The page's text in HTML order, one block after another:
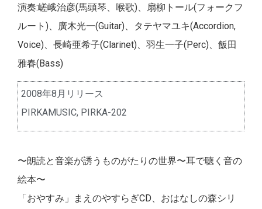
演奏:嵯峨治彦(馬頭琴、喉歌)、扇柳トール(フォークフ
ルート)、廣木光一(Guitar)、タテヤマユキ(Accordion,
Voice)、長崎亜希子(Clarinet)、羽生一子(Perc)、飯田
雅春(Bass)
2008年8月リリース
PIRKAMUSIC, PIRKA-202
〜朗読と音楽が誘うものがたりの世界〜耳で聴く音の
絵本〜
「おやすみ」まえのやすらぎCD、おはなしの森シリ